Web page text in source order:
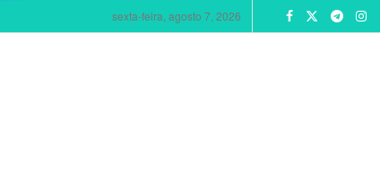
sexta-feira, agosto 7, 2026